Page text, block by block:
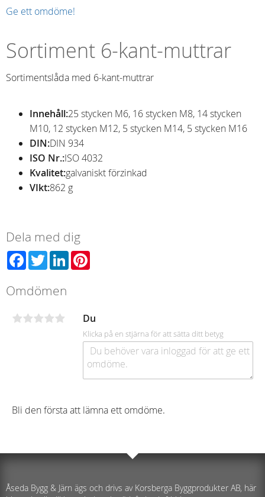
Ge ett omdöme!
Sortiment 6-kant-muttrar
Sortimentslåda med 6-kant-muttrar
Innehåll:25 stycken M6, 16 stycken M8, 14 stycken
M10, 12 stycken M12, 5 stycken M14, 5 stycken M16
DIN:DIN 934
ISO Nr.:ISO 4032
Kvalitet:galvaniskt förzinkad
VIkt:862 g
Dela med dig
Facebook
TwitterLinkedIn
Omdömen
Du
Klicka på en stjärna för att sätta ditt betyg
Bli den första att lämna ett omdöme.
Åseda Bygg & Järn ägs och drivs av Korsberga Byggprodukter AB, här